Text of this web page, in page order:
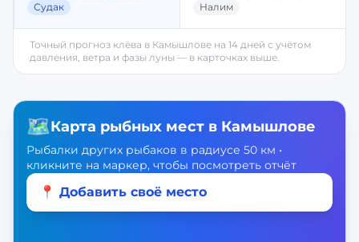
Судак
Налим
Точный прогноз клёва в Камышлове на 14 дней с учётом
давления, ветра и фазы луны — в карточках выше.
🗺️Карта рыбных мест в Камышлове
Рыбалки других рыбаков в радиусе 50 км •
кликните на маркер, чтобы посмотреть отчёт
📍 Добавить своё место